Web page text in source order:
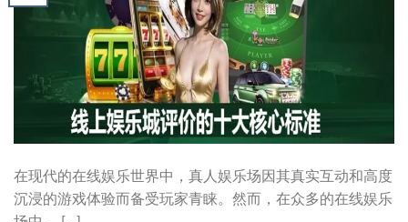
在现代的在线娱乐世界中，真人娱乐场因其真实互动和高度
沉浸的游戏体验而备受玩家青睐。然而，在众多的在线娱乐